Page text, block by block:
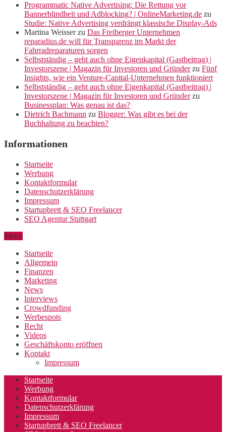
Programmatic Native Advertising: Die Rettung vor
Bannerblindheit und Adblocking? | OnlineMarketing.de zu
Studie: Native Advertising verdrängt klassische Display-Ads
Martina Weisserzu Das Freiberger Unternehmen
reparadius.de will für Transparenz im Markt der
Fahrradreparaturen sorgen
Selbstständig – geht auch ohne Eigenkapital (Gastbeitrag) |
Investorszene | Magazin für Investoren und Gründerzu Fünf
Insights, wie ein Venture-Capital-Unternehmen funktioniert
Selbstständig – geht auch ohne Eigenkapital (Gastbeitrag) |
Investorszene | Magazin für Investoren und Gründerzu
Businessplan: Was genau ist das?
Dietrich Bachmann zu Blogger: Was gibt es bei der
Buchhaltung zu beachten?
Informationen
Startseite
Werbung
Kontaktformular
Datenschutzerklärung
Impressum
Startupbrett & SEO Freelancer
SEO Agentur Stuttgart
Menu
Startseite
Allgemein
Finanzen
Marketing
News
Interviews
Crowdfunding
Werbespots
Recht
Videos
Geschäftskonto eröffnen
Kontakt
Impressum
Startseite
Werbung
Kontaktformular
Datenschutzerklärung
Impressum
Startupbrett & SEO Freelancer